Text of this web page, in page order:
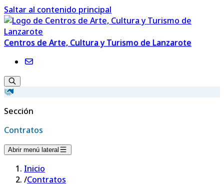
Saltar al contenido principal
Centros de Arte, Cultura y Turismo de Lanzarote
Sección
Contratos
Abrir menú lateral
Inicio
/Contratos